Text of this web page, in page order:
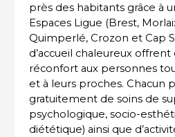
près des habitants grâce à
Espaces Ligue (Brest,
Quimperlé, Crozon et Cap
d’accueil chaleureux
réconfort aux personnes
et à leurs proches. Chacun
gratuitement de soins de
psychologique, socio-
diététique) ainsi que